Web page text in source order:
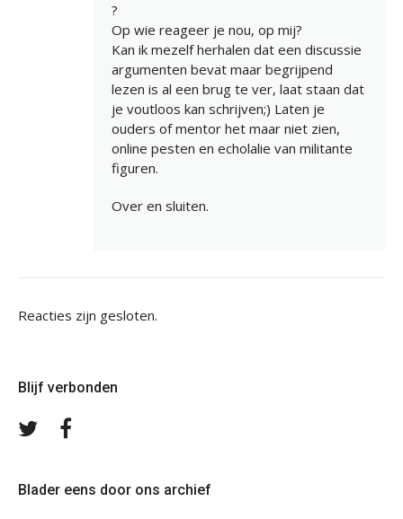
?
Op wie reageer je nou, op mij?
Kan ik mezelf herhalen dat een discussie
argumenten bevat maar begrijpend
lezen is al een brug te ver, laat staan dat
je voutloos kan schrijven;) Laten je
ouders of mentor het maar niet zien,
online pesten en echolalie van militante
figuren.
Over en sluiten.
Reacties zijn gesloten.
Blijf verbonden
Volg
Blader eens door ons archief